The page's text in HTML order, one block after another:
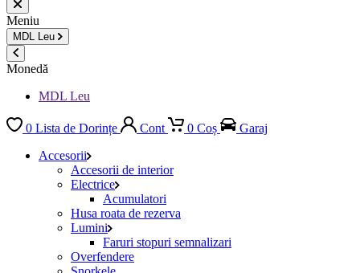
Meniu
MDL Leu
Monedă
MDL Leu
0 Lista de Dorințe Cont 0 Coș
Garaj
Accesorii
Accesorii de interior
Electrice
Acumulatori
Husa roata de rezerva
Lumini
Faruri stopuri semnalizari
Overfendere